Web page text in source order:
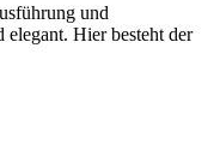
und
Hier besteht der